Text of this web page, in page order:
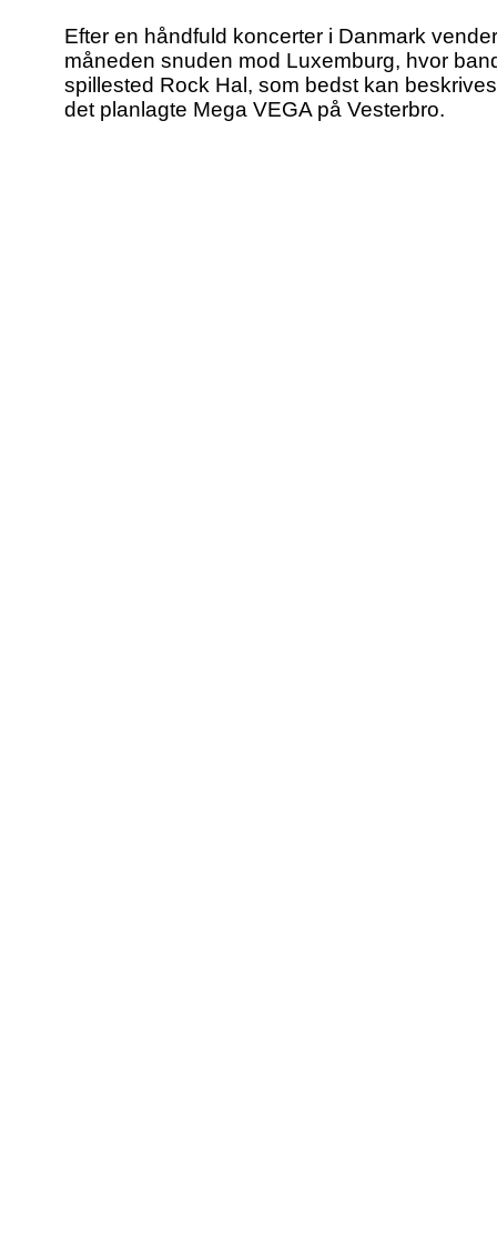
Efter en håndfuld koncerter i Danmark
måneden snuden mod Luxemburg, hvor
spillested Rock Hal, som bedst kan
det planlagte Mega VEGA på Vesterbro.